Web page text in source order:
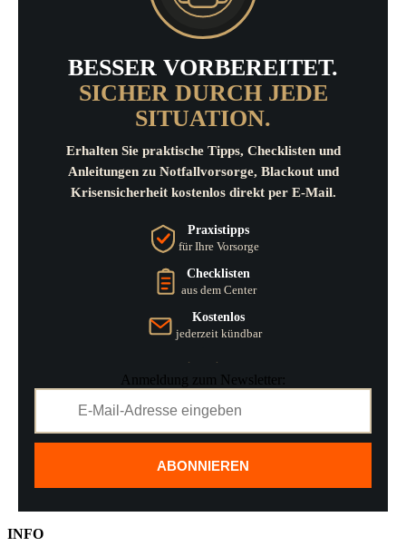
BESSER VORBEREITET.
SICHER DURCH JEDE
SITUATION.
Erhalten Sie praktische Tipps, Checklisten und
Anleitungen zu Notfallvorsorge, Blackout und
Krisensicherheit kostenlos direkt per E-Mail.
Praxistipps
für Ihre Vorsorge
Checklisten
aus dem Center
Kostenlos
jederzeit kündbar
Anmeldung zum Newsletter:
ABONNIEREN
INFO